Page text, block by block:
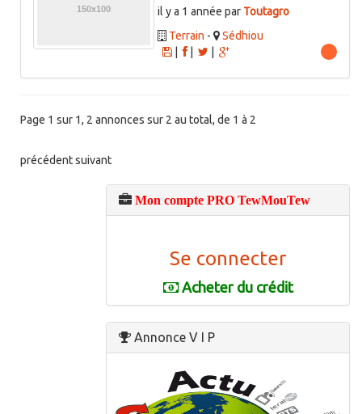
il y a 1 année par Toutagro
Terrain -
Sédhiou
|
Page 1 sur 1, 2 annonces sur 2 au total, de 1 à 2
précédentsuivant
Mon compte PRO TewMouTew
Se connecter
Acheter du crédit
Annonce V I P